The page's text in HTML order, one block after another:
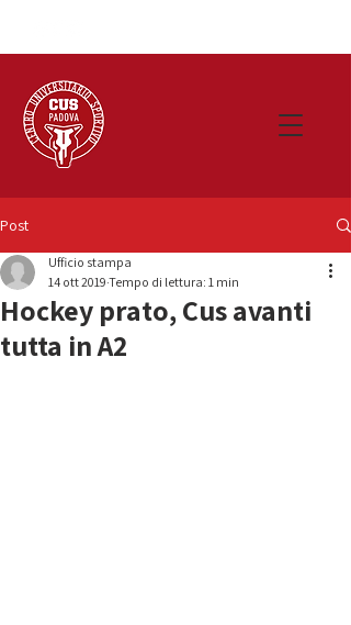
Post
Hockey prato, Cus avanti
tutta in A2
Ufficio stampa
14 ott 2019 Tempo di lettura: 1 min